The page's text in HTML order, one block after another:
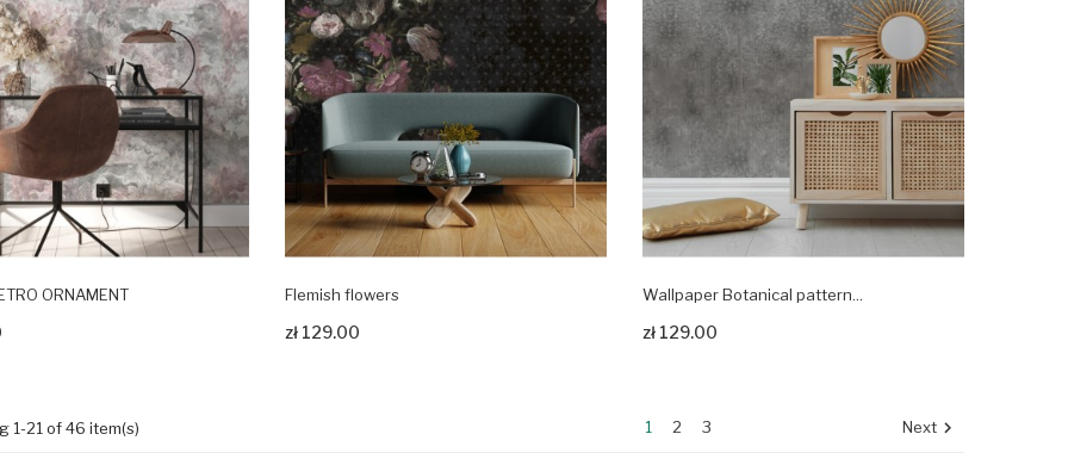
ORNAMENT Flemish flowers
zł 129.00
Zobacz produkt
Wallpaper Botanical pattern...
zł 129.00
Zobacz produkt
1-21 of 46 item(s) 1 2 3 Next